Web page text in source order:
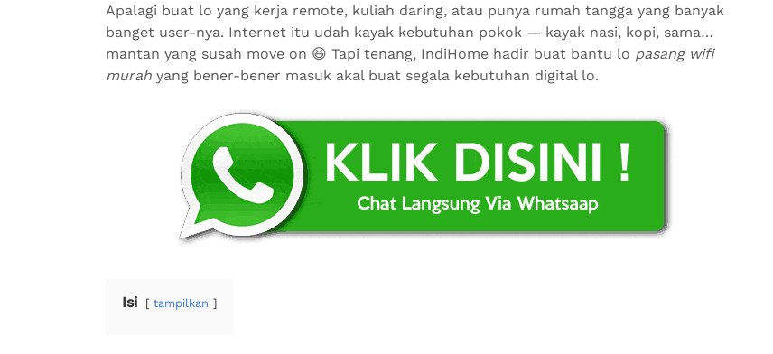
Apalagi buat lo yang kerja remote, kuliah daring, atau punya rumah tangga yang banyak
banget user-nya. Internet itu udah kayak kebutuhan pokok — kayak nasi, kopi, sama…
mantan yang susah move on 😆 Tapi tenang, IndiHome hadir buat bantu lo pasang wifi
murah yang bener-bener masuk akal buat segala kebutuhan digital lo.
Isi tampilkan